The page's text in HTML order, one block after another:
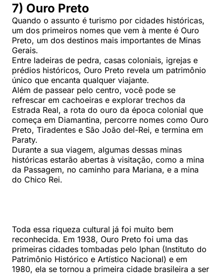
7) Ouro Preto
Quando o assunto é turismo por cidades históricas,
um dos primeiros nomes que vem à mente é Ouro
Preto, um dos destinos mais importantes de Minas
Gerais.
Entre ladeiras de pedra, casas coloniais, igrejas e
prédios históricos, Ouro Preto revela um patrimônio
único que encanta qualquer viajante.
Além de passear pelo centro, você pode se
refrescar em cachoeiras e explorar trechos da
Estrada Real, a rota do ouro da época colonial que
começa em Diamantina, percorre nomes como Ouro
Preto, Tiradentes e São João del-Rei, e termina em
Paraty.
Durante a sua viagem, algumas dessas minas
históricas estarão abertas à visitação, como a mina
da Passagem, no caminho para Mariana, e a mina
do Chico Rei.
Toda essa riqueza cultural já foi muito bem
reconhecida. Em 1938, Ouro Preto foi uma das
primeiras cidades tombadas pelo Iphan (Instituto do
Patrimônio Histórico e Artístico Nacional) e em
1980, ela se tornou a primeira cidade brasileira a ser